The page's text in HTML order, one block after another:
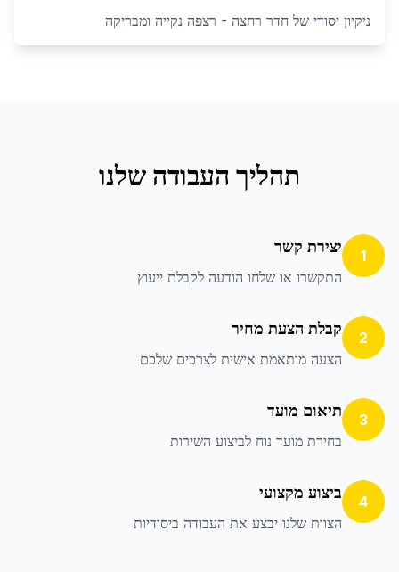
ניקיון יסודי של חדר רחצה - רצפה נקייה ומבריקה
תהליך העבודה שלנו
1 יצירת קשר
התקשרו או שלחו הודעה לקבלת ייעוץ
2 קבלת הצעת מחיר
הצעה מותאמת אישית לצרכים שלכם
3 תיאום מועד
בחירת מועד נוח לביצוע השירות
4 ביצוע מקצועי
הצוות שלנו יבצע את העבודה ביסודיות